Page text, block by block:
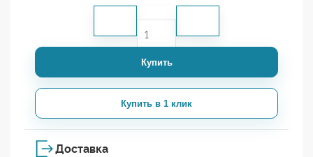
Купить
Купить в 1 клик
Доставка